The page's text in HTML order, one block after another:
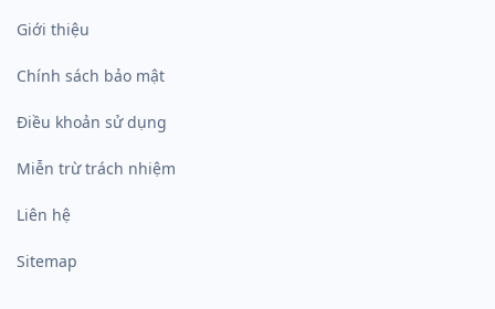
Giới thiệu
Chính sách bảo mật
Điều khoản sử dụng
Miễn trừ trách nhiệm
Liên hệ
Sitemap